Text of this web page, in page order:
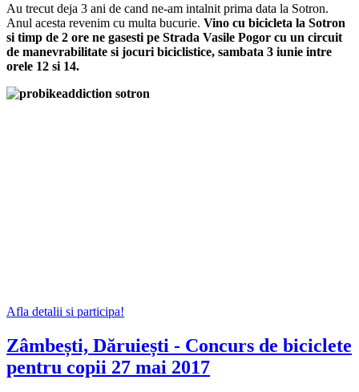
Au trecut deja 3 ani de cand ne-am intalnit prima data la Sotron.
Anul acesta revenim cu multa bucurie. Vino cu bicicleta la Sotron
si timp de 2 ore ne gasesti pe Strada Vasile Pogor cu un circuit
de manevrabilitate si jocuri biciclistice, sambata 3 iunie intre
orele 12 si 14.
Afla detalii si participa!
Zâmbești, Dăruiești - Concurs de biciclete
pentru copii 27 mai 2017